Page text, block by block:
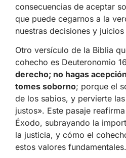
consecuencias de aceptar
que puede cegarnos a la
nuestras decisiones y juicios
Otro versículo de la Biblia
cohecho es Deuteronomio
derecho; no hagas
tomes soborno; porque el
de los sabios, y pervierte
justos». Este pasaje
Éxodo, subrayando la
la justicia, y cómo el
estos valores fundamentales.